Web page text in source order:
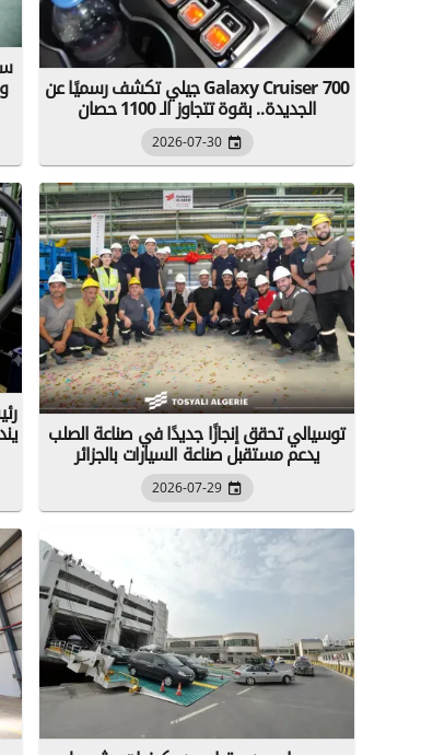
جيلي تكشف رسميًا عن Galaxy Cruiser 700
الجديدة.. بقوة تتجاوز الـ 1100 حصان
2026-07-30
توسيالي تحقق إنجازًا جديدًا في صناعة الصلب
يدعم مستقبل صناعة السيارات بالجزائر
2026-07-29